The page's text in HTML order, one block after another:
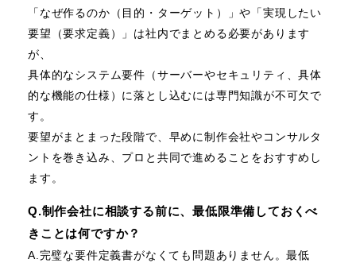
「なぜ作るのか（目的・ターゲット）」や「実現したい
要望（要求定義）」は社内でまとめる必要があります
が、
具体的なシステム要件（サーバーやセキュリティ、具体
的な機能の仕様）に落とし込むには専門知識が不可欠で
す。
要望がまとまった段階で、早めに制作会社やコンサルタ
ントを巻き込み、プロと共同で進めることをおすすめし
ます。
Q.制作会社に相談する前に、最低限準備しておくべ
きことは何ですか？
A.完璧な要件定義書がなくても問題ありません。最低